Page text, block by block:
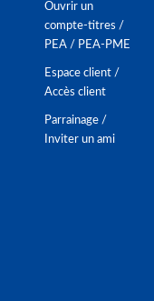
Ouvrir un
compte-titres /
PEA / PEA-PME
Espace client /
Accès client
Parrainage /
Inviter un ami